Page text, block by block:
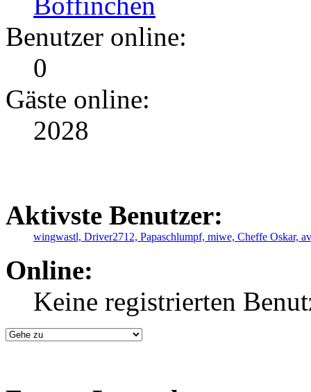
Benutzer online:
0
Gäste online:
2028
Aktivste Benutzer:
wingwastl, Driver2712, Papaschlumpf, miwe, Cheffe Oskar,
Online:
Keine registrierten